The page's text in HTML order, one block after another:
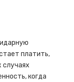
платить,
случаях
когда